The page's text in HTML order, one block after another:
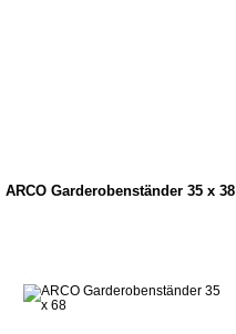
ARCO Garderobenständer 35 x 38